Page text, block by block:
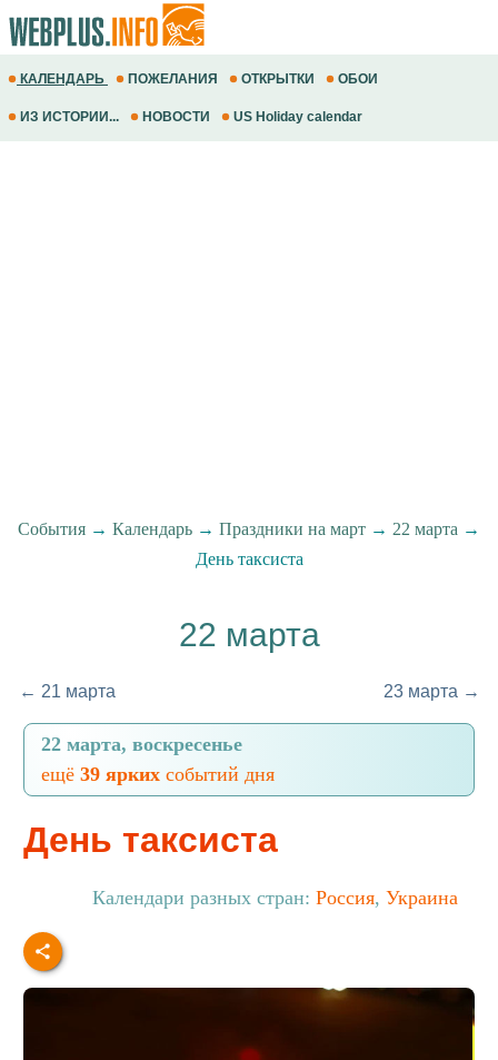
КАЛЕНДАРЬ ПОЖЕЛАНИЯ ОТКРЫТКИ ОБОИ
ИЗ ИСТОРИИ... НОВОСТИ US Holiday calendar
События → Календарь → Праздники на март → 22 марта →
День таксиста
22 марта
← 21 марта 23 марта →
22 марта, воскресенье
ещё 39 ярких событий дня
День таксиста
Календари разных стран: Россия, Украина